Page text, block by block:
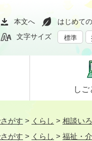
本文へ はじめて
文字サイズ
標準
しご
がす > くらし > 相談い
がす > くらし > 福祉・